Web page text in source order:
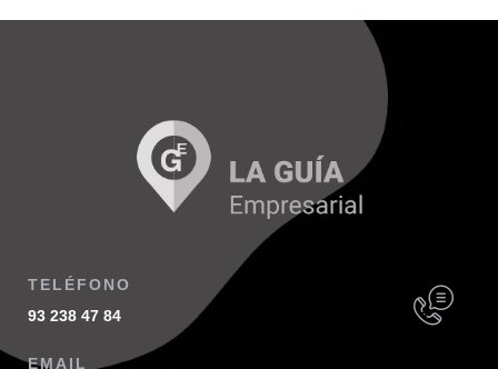
TELÉFONO
93 238 47 84
EMAIL